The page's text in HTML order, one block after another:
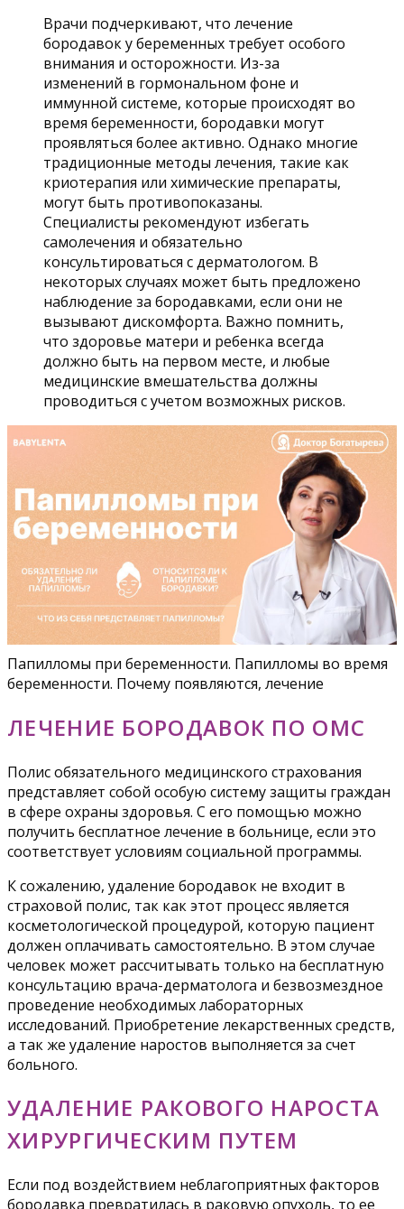
Врачи подчеркивают, что лечение
бородавок у беременных требует особого
внимания и осторожности. Из-за
изменений в гормональном фоне и
иммунной системе, которые происходят во
время беременности, бородавки могут
проявляться более активно. Однако многие
традиционные методы лечения, такие как
криотерапия или химические препараты,
могут быть противопоказаны.
Специалисты рекомендуют избегать
самолечения и обязательно
консультироваться с дерматологом. В
некоторых случаях может быть предложено
наблюдение за бородавками, если они не
вызывают дискомфорта. Важно помнить,
что здоровье матери и ребенка всегда
должно быть на первом месте, и любые
медицинские вмешательства должны
проводиться с учетом возможных рисков.
Папилломы при беременности. Папилломы во время
беременности. Почему появляются, лечение
ЛЕЧЕНИЕ БОРОДАВОК ПО ОМС
Полис обязательного медицинского страхования
представляет собой особую систему защиты граждан
в сфере охраны здоровья. С его помощью можно
получить бесплатное лечение в больнице, если это
соответствует условиям социальной программы.
К сожалению, удаление бородавок не входит в
страховой полис, так как этот процесс является
косметологической процедурой, которую пациент
должен оплачивать самостоятельно. В этом случае
человек может рассчитывать только на бесплатную
консультацию врача-дерматолога и безвозмездное
проведение необходимых лабораторных
исследований. Приобретение лекарственных средств,
а так же удаление наростов выполняется за счет
больного.
УДАЛЕНИЕ РАКОВОГО НАРОСТА
ХИРУРГИЧЕСКИМ ПУТЕМ
Если под воздействием неблагоприятных факторов
бородавка превратилась в раковую опухоль, то ее